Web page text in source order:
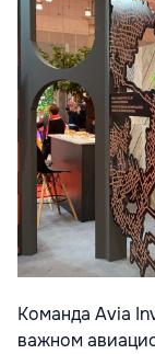
Команда Avia
важном